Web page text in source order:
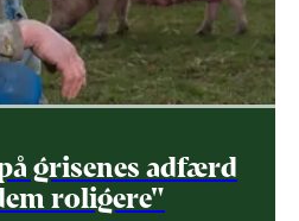
grisenes adfærd
roligere"